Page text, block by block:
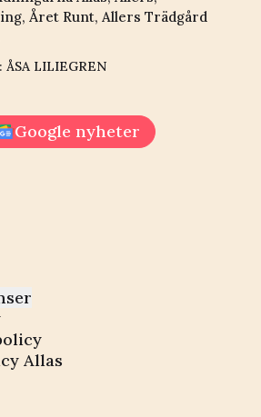
Året Runt, Allers Trädgård
ÅSA LILIEGREN
Google nyheter
Allas